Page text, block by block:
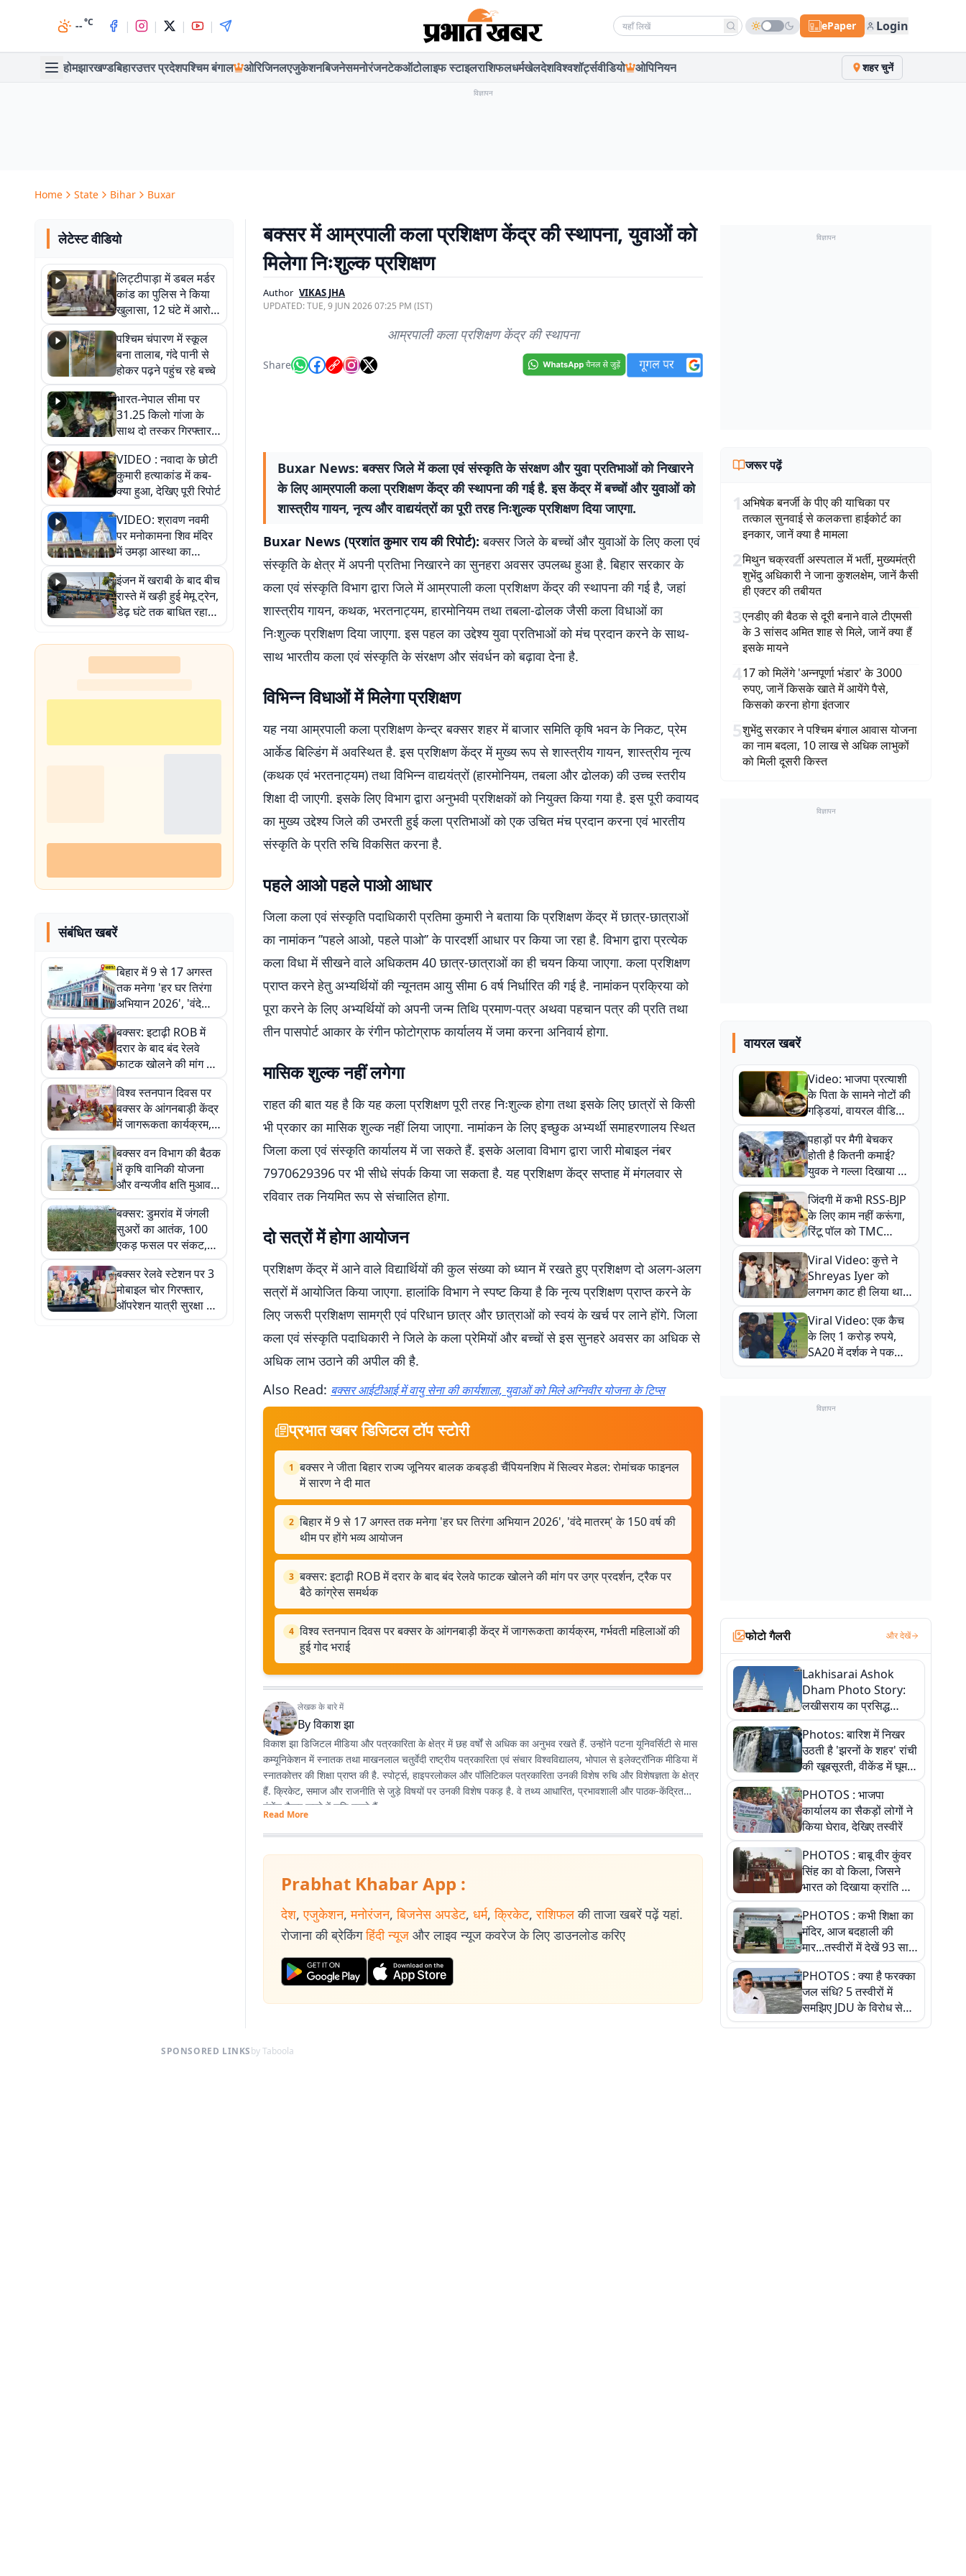
--°C | | | | Search news ePaper Login
होमझारखण्डबिहारउत्तर प्रदेशपश्चिम बंगाल ओरिजिनलएजुकेशनबिजनेसमनोरंजनटेकऑटोलाइफ स्टाइलराशिफलधर्मखेलदेशविश्वशॉर्ट्सवीडियो ओपिनियन शहर चुनें
विज्ञापन
Home State Bihar Buxar
लेटेस्ट वीडियो
लिट्टीपाड़ा में डबल मर्डर
कांड का पुलिस ने किया
खुलासा, 12 घंटे में आरोपी
गिरफ्तार
पश्चिम चंपारण में स्कूल
बना तालाब, गंदे पानी से
होकर पढ़ने पहुंच रहे बच्चे
भारत-नेपाल सीमा पर
31.25 किलो गांजा के
साथ दो तस्कर गिरफ्तार,
नेपाली नंबर की बाइक
जब्त
VIDEO : नवादा के छोटी
कुमारी हत्याकांड में कब-
क्या हुआ, देखिए पूरी रिपोर्ट
VIDEO: श्रावण नवमी
पर मनोकामना शिव मंदिर
में उमड़ा आस्था का
सैलाब, हर-हर महादेव के
जयघोष से गूंजा परिसर
इंजन में खराबी के बाद बीच
रास्ते में खड़ी हुई मेमू ट्रेन,
डेढ़ घंटे तक बाधित रहा
आवागमन
संबंधित खबरें
बिहार में 9 से 17 अगस्त
तक मनेगा 'हर घर तिरंगा
अभियान 2026', 'वंदे
मातरम्' के 150 वर्ष की
थीम पर होंगे भव्य आयोजन
बक्सर: इटाढ़ी ROB में
दरार के बाद बंद रेलवे
फाटक खोलने की मांग पर
उग्र प्रदर्शन, ट्रैक पर
बैठे कांग्रेस समर्थक
विश्व स्तनपान दिवस पर
बक्सर के आंगनबाड़ी केंद्र
में जागरूकता कार्यक्रम,
गर्भवती महिलाओं की हुई
गोद भराई
बक्सर वन विभाग की बैठक
में कृषि वानिकी योजना
और वन्यजीव क्षति मुआवजे
की दी जानकारी
बक्सर: डुमरांव में जंगली
सुअरों का आतंक, 100
एकड़ फसल पर संकट,
डर से समूह में खेत जा रहे
किसान
बक्सर रेलवे स्टेशन पर 3
मोबाइल चोर गिरफ्तार,
ऑपरेशन यात्री सुरक्षा में
RPF की कार्रवाई
बक्सर में आम्रपाली कला प्रशिक्षण केंद्र की स्थापना, युवाओं को
मिलेगा निःशुल्क प्रशिक्षण
Author VIKAS JHA
UPDATED:TUE, 9 JUN 2026 07:25 PM (IST)
आम्रपाली कला प्रशिक्षण केंद्र की स्थापना
Share
Buxar News: बक्सर जिले में कला एवं संस्कृति के संरक्षण और युवा प्रतिभाओं को निखारने
के लिए आम्रपाली कला प्रशिक्षण केंद्र की स्थापना की गई है. इस केंद्र में बच्चों और युवाओं को
शास्त्रीय गायन, नृत्य और वाद्ययंत्रों का पूरी तरह निःशुल्क प्रशिक्षण दिया जाएगा.
Buxar News (प्रशांत कुमार राय की रिपोर्ट): बक्सर जिले के बच्चों और युवाओं के लिए कला एवं
संस्कृति के क्षेत्र में अपनी प्रतिभा निखारने का सुनहरा अवसर उपलब्ध हुआ है. बिहार सरकार के
कला एवं संस्कृति विभाग द्वारा जिले में आम्रपाली कला प्रशिक्षण केंद्र की स्थापना की गई है, जहां
शास्त्रीय गायन, कथक, भरतनाट्यम, हारमोनियम तथा तबला-ढोलक जैसी कला विधाओं का
निःशुल्क प्रशिक्षण दिया जाएगा. इस पहल का उद्देश्य युवा प्रतिभाओं को मंच प्रदान करने के साथ-
साथ भारतीय कला एवं संस्कृति के संरक्षण और संवर्धन को बढ़ावा देना है.
विभिन्न विधाओं में मिलेगा प्रशिक्षण
यह नया आम्रपाली कला प्रशिक्षण केन्द्र बक्सर शहर में बाजार समिति कृषि भवन के निकट, प्रेम
आर्केड बिल्डिंग में अवस्थित है. इस प्रशिक्षण केंद्र में मुख्य रूप से शास्त्रीय गायन, शास्त्रीय नृत्य
(कथक एवं भरतनाट्यम) तथा विभिन्न वाद्ययंत्रों (हारमोनियम, तबला और ढोलक) की उच्च स्तरीय
शिक्षा दी जाएगी. इसके लिए विभाग द्वारा अनुभवी प्रशिक्षकों को नियुक्त किया गया है. इस पूरी कवायद
का मुख्य उद्देश्य जिले की उभरती हुई कला प्रतिभाओं को एक उचित मंच प्रदान करना एवं भारतीय
संस्कृति के प्रति रुचि विकसित करना है.
पहले आओ पहले पाओ आधार
जिला कला एवं संस्कृति पदाधिकारी प्रतिमा कुमारी ने बताया कि प्रशिक्षण केंद्र में छात्र-छात्राओं
का नामांकन ’’पहले आओ, पहले पाओ’’ के पारदर्शी आधार पर किया जा रहा है. विभाग द्वारा प्रत्येक
कला विधा में सीखने वाले अधिकतम 40 छात्र-छात्राओं का ही चयन किया जाएगा. कला प्रशिक्षण
प्राप्त करने हेतु अभ्यर्थियों की न्यूनतम आयु सीमा 6 वर्ष निर्धारित की गई है. नामांकन प्रक्रिया को
पूरा करने के लिए अभ्यर्थियों को अपनी जन्म तिथि प्रमाण-पत्र अथवा पहचान पत्र की प्रति तथा
तीन पासपोर्ट आकार के रंगीन फोटोग्राफ कार्यालय में जमा करना अनिवार्य होगा.
मासिक शुल्क नहीं लगेगा
राहत की बात यह है कि यह कला प्रशिक्षण पूरी तरह निःशुल्क होगा तथा इसके लिए छात्रों से किसी
भी प्रकार का मासिक शुल्क नहीं लिया जाएगा. नामांकन के लिए इच्छुक अभ्यर्थी समाहरणालय स्थित
जिला कला एवं संस्कृति कार्यालय में जा सकते हैं. इसके अलावा विभाग द्वारा जारी मोबाइल नंबर
7970629396 पर भी सीधे संपर्क किया जा सकता है. यह प्रशिक्षण केंद्र सप्ताह में मंगलवार से
रविवार तक नियमित रूप से संचालित होगा.
दो सत्रों में होगा आयोजन
प्रशिक्षण केंद्र में आने वाले विद्यार्थियों की कुल संख्या को ध्यान में रखते हुए प्रशिक्षण दो अलग-अलग
सत्रों में आयोजित किया जाएगा. हालांकि विभाग ने स्पष्ट किया है कि नृत्य प्रशिक्षण प्राप्त करने के
लिए जरूरी प्रशिक्षण सामग्री एवं परिधान छात्र और छात्राओं को स्वयं के खर्च पर लाने होंगे. जिला
कला एवं संस्कृति पदाधिकारी ने जिले के कला प्रेमियों और बच्चों से इस सुनहरे अवसर का अधिक से
अधिक लाभ उठाने की अपील की है.
Also Read: बक्सर आईटीआई में वायु सेना की कार्यशाला, युवाओं को मिले अग्निवीर योजना के टिप्स
प्रभात खबर डिजिटल टॉप स्टोरी
1 बक्सर ने जीता बिहार राज्य जूनियर बालक कबड्डी चैंपियनशिप में सिल्वर मेडल: रोमांचक फाइनल
में सारण ने दी मात
2 बिहार में 9 से 17 अगस्त तक मनेगा 'हर घर तिरंगा अभियान 2026', 'वंदे मातरम्' के 150 वर्ष की
थीम पर होंगे भव्य आयोजन
3 बक्सर: इटाढ़ी ROB में दरार के बाद बंद रेलवे फाटक खोलने की मांग पर उग्र प्रदर्शन, ट्रैक पर
बैठे कांग्रेस समर्थक
4 विश्व स्तनपान दिवस पर बक्सर के आंगनबाड़ी केंद्र में जागरूकता कार्यक्रम, गर्भवती महिलाओं की
हुई गोद भराई
लेखक के बारे में
Byविकाश झा
विकाश झा डिजिटल मीडिया और पत्रकारिता के क्षेत्र में छह वर्षों से अधिक का अनुभव रखते हैं. उन्होंने पटना यूनिवर्सिटी से मास
कम्यूनिकेशन में स्नातक तथा माखनलाल चतुर्वेदी राष्ट्रीय पत्रकारिता एवं संचार विश्वविद्यालय, भोपाल से इलेक्ट्रॉनिक मीडिया में
स्नातकोत्तर की शिक्षा प्राप्त की है. स्पोर्ट्स, हाइपरलोकल और पॉलिटिकल पत्रकारिता उनकी विशेष रुचि और विशेषज्ञता के क्षेत्र
हैं. क्रिकेट, समाज और राजनीति से जुड़े विषयों पर उनकी विशेष पकड़ है. वे तथ्य आधारित, प्रभावशाली और पाठक-केंद्रित
कंटेंट तैयार करने में रुचि रखते हैं.
Read More
Prabhat Khabar App :
देश, एजुकेशन, मनोरंजन, बिजनेस अपडेट, धर्म, क्रिकेट, राशिफल की ताजा खबरें पढ़ें यहां.
रोजाना की ब्रेकिंग हिंदी न्यूज और लाइव न्यूज कवरेज के लिए डाउनलोड करिए
विज्ञापन
जरूर पढ़ें
1अभिषेक बनर्जी के पीए की याचिका पर
तत्काल सुनवाई से कलकत्ता हाईकोर्ट का
इनकार, जानें क्या है मामला
2मिथुन चक्रवर्ती अस्पताल में भर्ती, मुख्यमंत्री
शुभेंदु अधिकारी ने जाना कुशलक्षेम, जानें कैसी
ही एक्टर की तबीयत
3एनडीए की बैठक से दूरी बनाने वाले टीएमसी
के 3 सांसद अमित शाह से मिले, जानें क्या हैं
इसके मायने
417 को मिलेंगे 'अन्नपूर्णा भंडार' के 3000
रुपए, जानें किसके खाते में आयेंगे पैसे,
किसको करना होगा इंतजार
5शुभेंदु सरकार ने पश्चिम बंगाल आवास योजना
का नाम बदला, 10 लाख से अधिक लाभुकों
को मिली दूसरी किस्त
विज्ञापन
वायरल खबरें
Video: भाजपा प्रत्याशी
के पिता के सामने नोटों की
गड्डियां, वायरल वीडियो
से राजनीति में उबाल,
अजित महतो बोले- TMC
की गंदी चाल
पहाड़ों पर मैगी बेचकर
होती है कितनी कमाई?
युवक ने गल्ला दिखाया तो
नौकरी वालों के खड़े हो गए
कान
जिंदगी में कभी RSS-BJP
के लिए काम नहीं करूंगा,
रिंटू पॉल को TMC
ऑफिस में ले जाकर पीटा,
Video वायरल
Viral Video: कुत्ते ने
Shreyas Iyer को
लगभग काट ही लिया था,
न्यूजीलैंड सीरीज से पहले
बाल-बाल बचे
Viral Video: एक कैच
के लिए 1 करोड़ रुपये,
SA20 में दर्शक ने पकड़ा
एक हाथ से गजब का कैच
विज्ञापन
फोटो गैलरी और देखें
Lakhisarai Ashok
Dham Photo Story:
लखीसराय का प्रसिद्ध
अशोक धाम—आस्था,
श्रृंगार, अनुष्ठान और
अलौकिक संध्या आरती के
विहंगम दृश्य
Photos: बारिश में निखर
उठती है 'झरनों के शहर' रांची
की खूबसूरती, वीकेंड में घूम
आएं ये 5 वादियां
PHOTOS : भाजपा
कार्यालय का सैकड़ों लोगों ने
किया घेराव, देखिए तस्वीरें
PHOTOS : बाबू वीर कुंवर
सिंह का वो किला, जिसने
भारत को दिखाया क्रांति का
रास्ता: तस्वीरों में देखिए
PHOTOS : कभी शिक्षा का
मंदिर, आज बदहाली की
मार...तस्वीरों में देखें 93 साल
पुराने इस हाई स्कूल की
हकीकत
PHOTOS : क्या है फरक्का
जल संधि? 5 तस्वीरों में
समझिए JDU के विरोध से
लेकर बिहार पर असर तक
SPONSORED LINKSby Taboola